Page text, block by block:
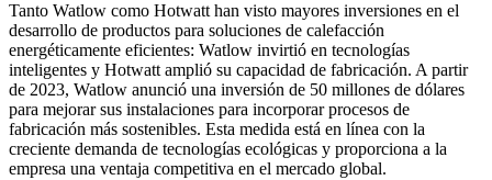
Tanto Watlow como Hotwatt han visto mayores inversiones en el
desarrollo de productos para soluciones de calefacción
energéticamente eficientes: Watlow invirtió en tecnologías
inteligentes y Hotwatt amplió su capacidad de fabricación. A partir
de 2023, Watlow anunció una inversión de 50 millones de dólares
para mejorar sus instalaciones para incorporar procesos de
fabricación más sostenibles. Esta medida está en línea con la
creciente demanda de tecnologías ecológicas y proporciona a la
empresa una ventaja competitiva en el mercado global.